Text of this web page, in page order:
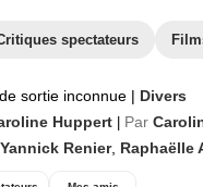
spectateurs
sortie inconnue | Divers
Huppert Par
Yannick Renier, Raphaëlle